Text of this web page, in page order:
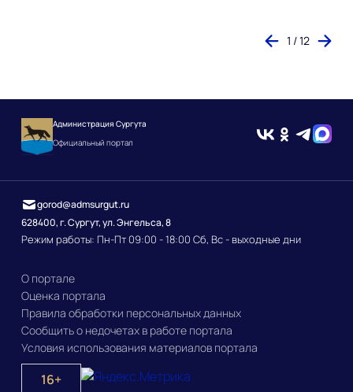
1 / 12
Администрация Сургута
Официальный портал
628400, г. Сургут, ул. Энгельса, 8
Режим работы: Пн-Пт 09:00 - 18:00 Сб, Вс - выходные дни
gorod@admsurgut.ru
О портале
Оценка портала
Правила обработки персональных данных
Сообщить о недочетах в работе портала
Условия использования материалов портала
16+